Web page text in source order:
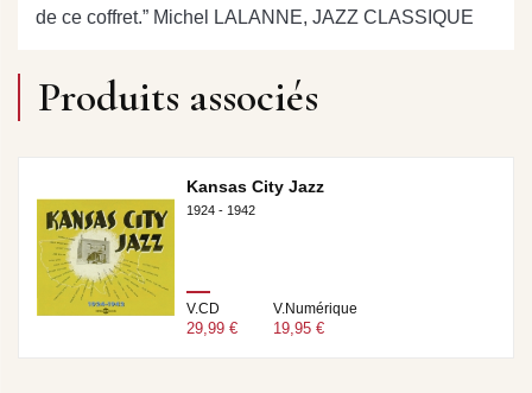
de ce coffret.” Michel LALANNE, JAZZ CLASSIQUE
Produits associés
Kansas City Jazz
1924 - 1942
V.CD
29,99 €
V.Numérique
19,95 €